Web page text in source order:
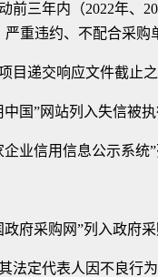
前三年内（2022年、
严重违约、不配合采购
目递交响应文件截止
中国”网站列入失信被
企业信用信息公示系
政府采购网”列入政府
法定代表人因不良行